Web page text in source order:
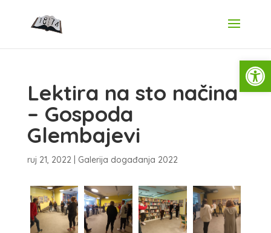
Lektira na sto načina
– Gospoda
Glembajevi
ruj 21, 2022| Galerija događanja 2022